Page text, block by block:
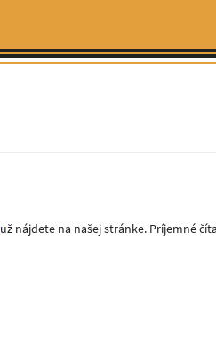
už nájdete na našej stránke. Príjemné